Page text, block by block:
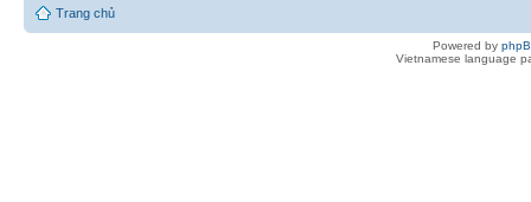
Trang chủ
Powered by
Vietnamese language